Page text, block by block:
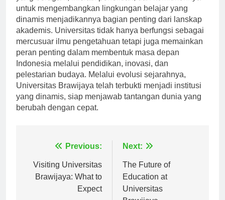
yang beragam, inisiatif penelitian, dan komitmennya
untuk mengembangkan lingkungan belajar yang
dinamis menjadikannya bagian penting dari lanskap
akademis. Universitas tidak hanya berfungsi sebagai
mercusuar ilmu pengetahuan tetapi juga memainkan
peran penting dalam membentuk masa depan
Indonesia melalui pendidikan, inovasi, dan
pelestarian budaya. Melalui evolusi sejarahnya,
Universitas Brawijaya telah terbukti menjadi institusi
yang dinamis, siap menjawab tantangan dunia yang
pos
Visiting Universitas
Brawijaya: What to
The Future of
Education at
Universitas